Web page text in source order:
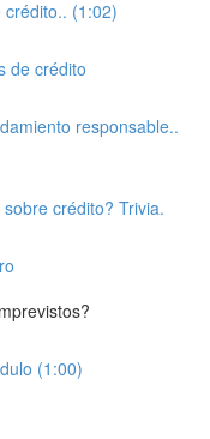
(1:02)
de crédito
responsable..
crédito? Trivia.
(1:00)